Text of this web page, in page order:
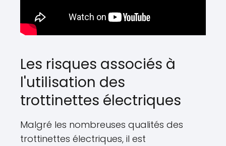
Les risques associés à
l'utilisation des
trottinettes électriques
Malgré les nombreuses qualités des
trottinettes électriques, il est